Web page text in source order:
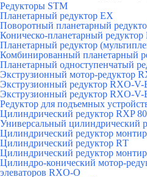
Редукторы STM
Планетарный редуктор ЕХ
Поворотный планетарный
Коническо-планетарный
Планетарный редуктор
Комбинированный планетарный
Планетарный одноступенчатый
Экструзионный мотор-редуктор
Экструзионный редуктор RXO-V-
Экструзионный редуктор RXO-V-
Редуктор для подъемных
Цилиндрический редуктор RXP
Универсальный цилиндрический
Цилиндрический редуктор
Цилиндрический редуктор RТ
Цилиндрический редуктор
Цилиндро-конический мотор-
элеваторов RXO-O